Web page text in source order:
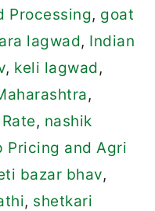
Processing, goat
lagwad, Indian
, keli lagwad,
,
, nashik
Pricing and Agri
bazar bhav,
, shetkari